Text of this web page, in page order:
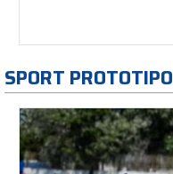
SPORT PROTOTIPO